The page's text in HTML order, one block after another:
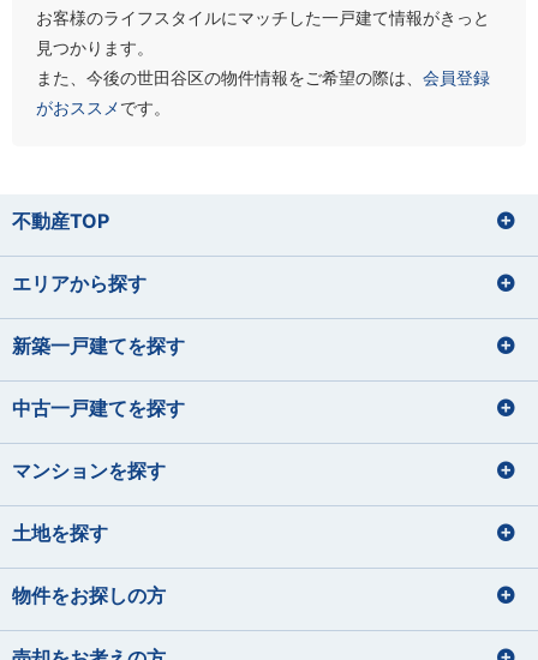
お客様のライフスタイルにマッチした一戸建て情報がきっと
見つかります。
また、今後の世田谷区の物件情報をご希望の際は、 会員登録
がおススメです。
不動産TOP
エリアから探す
新築一戸建てを探す
中古一戸建てを探す
マンションを探す
土地を探す
物件をお探しの方